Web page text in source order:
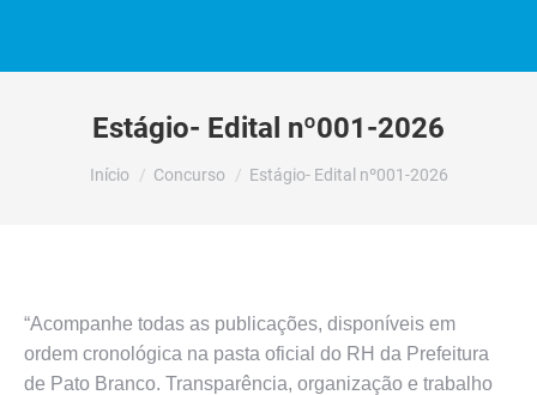
Estágio- Edital nº001-2026
Você está aqui:
Início Concurso Estágio- Edital nº001-2026
“Acompanhe todas as publicações, disponíveis em
ordem cronológica na pasta oficial do RH da Prefeitura
de Pato Branco. Transparência, organização e trabalho